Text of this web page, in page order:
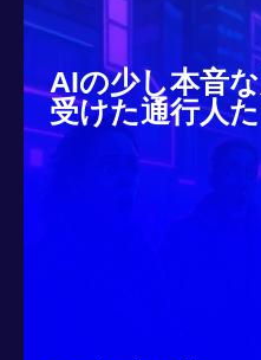
AIの少し本音
受けた通行人